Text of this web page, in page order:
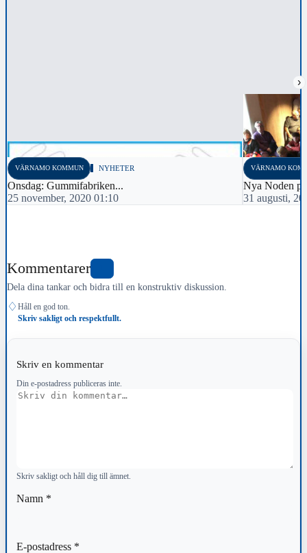
›
VÄRNAMO KOMMUN NYHETER
Onsdag: Gummifabriken...
25 november, 2020 01:10
VÄRNAMO
Nya Noden
31 augusti,
Kommentarer
Dela dina tankar och bidra till en konstruktiv diskussion.
♢ Håll en god ton.
Skriv sakligt och respektfullt.
Skriv en kommentar
Din e-postadress publiceras inte.
Kommentar
Skriv sakligt och håll dig till ämnet.
Namn *
E-postadress *